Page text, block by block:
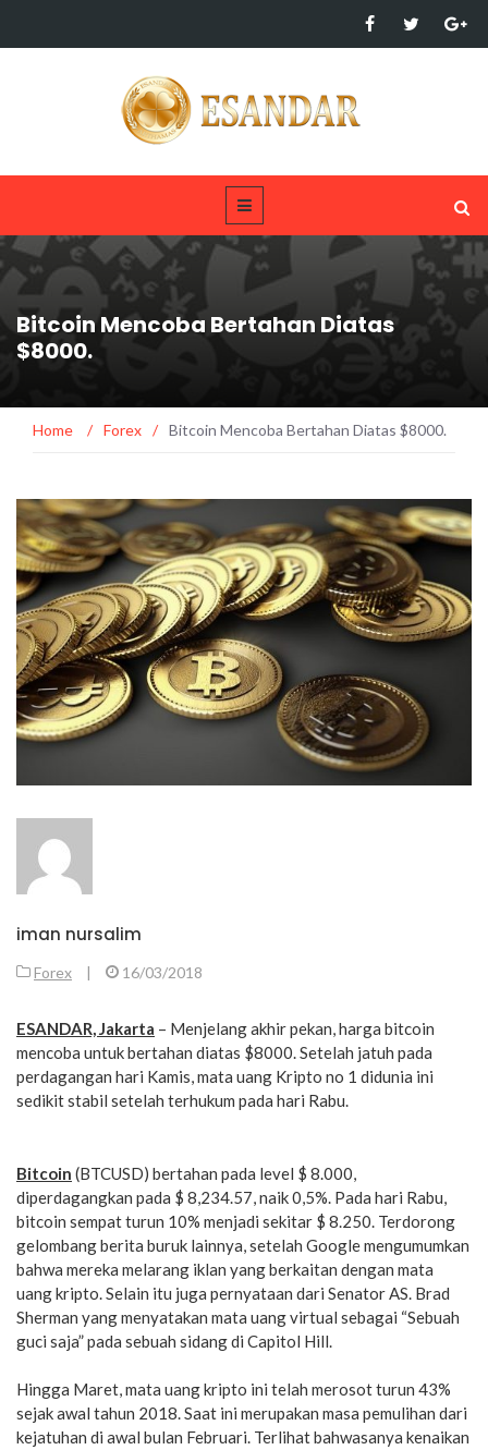
Bitcoin Mencoba Bertahan Diatas
$8000.
Home / Forex / Bitcoin Mencoba Bertahan Diatas $8000.
iman nursalim
Forex | 16/03/2018
ESANDAR, Jakarta – Menjelang akhir pekan, harga bitcoin
mencoba untuk bertahan diatas $8000. Setelah jatuh pada
perdagangan hari Kamis, mata uang Kripto no 1 didunia ini
sedikit stabil setelah terhukum pada hari Rabu.
Bitcoin (BTCUSD) bertahan pada level $ 8.000,
diperdagangkan pada $ 8,234.57, naik 0,5%. Pada hari Rabu,
bitcoin sempat turun 10% menjadi sekitar $ 8.250. Terdorong
gelombang berita buruk lainnya, setelah Google mengumumkan
bahwa mereka melarang iklan yang berkaitan dengan mata
uang kripto. Selain itu juga pernyataan dari Senator AS. Brad
Sherman yang menyatakan mata uang virtual sebagai “Sebuah
guci saja” pada sebuah sidang di Capitol Hill.
Hingga Maret, mata uang kripto ini telah merosot turun 43%
sejak awal tahun 2018. Saat ini merupakan masa pemulihan dari
kejatuhan di awal bulan Februari. Terlihat bahwasanya kenaikan